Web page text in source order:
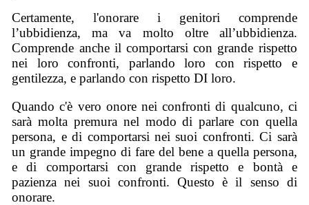
Certamente, l'onorare i genitori comprende
l’ubbidienza, ma va molto oltre all’ubbidienza.
Comprende anche il comportarsi con grande rispetto
nei loro confronti, parlando loro con rispetto e
gentilezza, e parlando con rispetto DI loro.
Quando c'è vero onore nei confronti di qualcuno, ci
sarà molta premura nel modo di parlare con quella
persona, e di comportarsi nei suoi confronti. Ci sarà
un grande impegno di fare del bene a quella persona,
e di comportarsi con grande rispetto e bontà e
pazienza nei suoi confronti. Questo è il senso di
onorare.